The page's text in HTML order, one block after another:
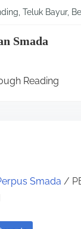
Teluk Bayur,
Smada
Reading
Smada /